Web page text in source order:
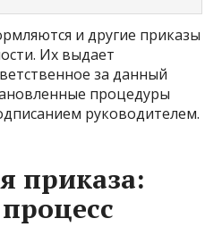
и другие приказы
Их выдает
за данный
процедуры
руководителем.
приказа: